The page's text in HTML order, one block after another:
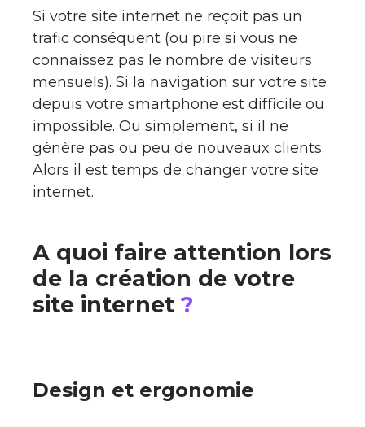
Si votre site internet ne reçoit pas un
trafic conséquent (ou pire si vous ne
connaissez pas le nombre de visiteurs
mensuels). Si la navigation sur votre site
depuis votre smartphone est difficile ou
impossible. Ou simplement, si il ne
génère pas ou peu de nouveaux clients.
Alors il est temps de changer votre site
internet.
A quoi faire attention lors
de la création de votre
site internet ?
Design et ergonomie